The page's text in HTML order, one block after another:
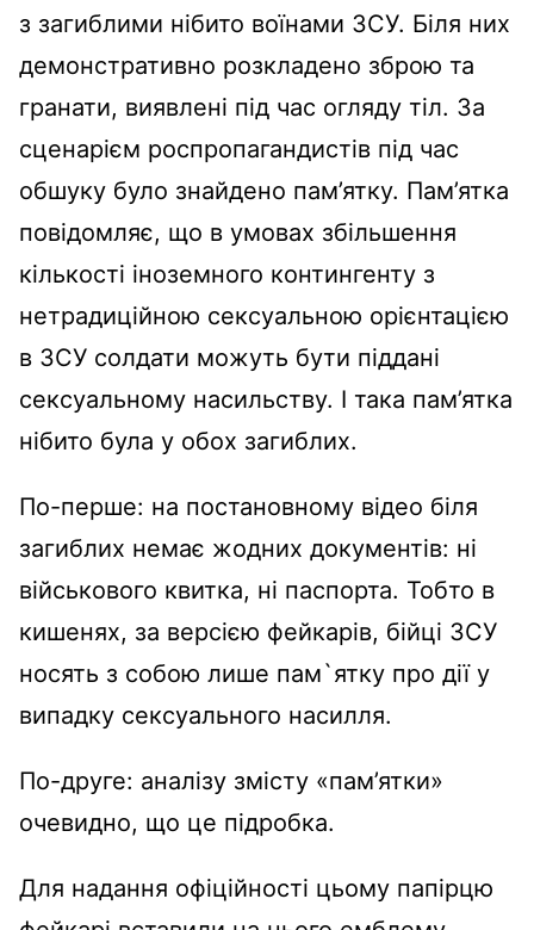
з загиблими нібито воїнами ЗСУ. Біля них
демонстративно розкладено зброю та
гранати, виявлені під час огляду тіл. За
сценарієм роспропагандистів під час
обшуку було знайдено пам’ятку. Пам’ятка
повідомляє, що в умовах збільшення
кількості іноземного контингенту з
нетрадиційною сексуальною орієнтацією
в ЗСУ солдати можуть бути піддані
сексуальному насильству. І така пам’ятка
нібито була у обох загиблих.
По-перше: на постановному відео біля
загиблих немає жодних документів: ні
військового квитка, ні паспорта. Тобто в
кишенях, за версією фейкарів, бійці ЗСУ
носять з собою лише пам`ятку про дії у
випадку сексуального насилля.
По-друге: аналізу змісту «пам’ятки»
очевидно, що це підробка.
Для надання офіційності цьому папірцю